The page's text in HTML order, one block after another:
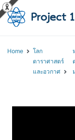
Home
โลก
ดาราศาสตร์
และอวกาศ